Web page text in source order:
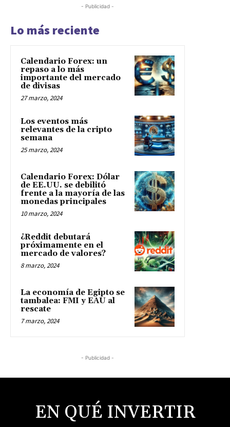
- Publicidad -
Lo más reciente
Calendario Forex: un
repaso a lo más
importante del mercado
de divisas
27 marzo, 2024
Los eventos más
relevantes de la cripto
semana
25 marzo, 2024
Calendario Forex: Dólar
de EE.UU. se debilitó
frente a la mayoría de las
monedas principales
10 marzo, 2024
¿Reddit debutará
próximamente en el
mercado de valores?
8 marzo, 2024
La economía de Egipto se
tambalea: FMI y EAU al
rescate
7 marzo, 2024
- Publicidad -
EN QUÉ INVERTIR